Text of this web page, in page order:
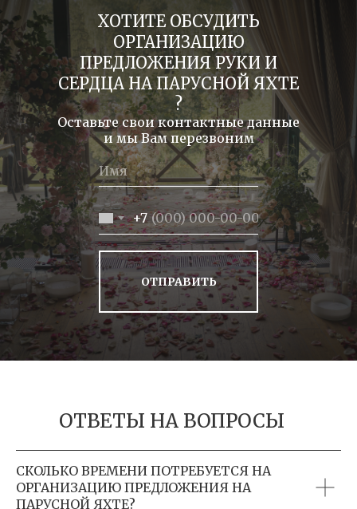
ХОТИТЕ ОБСУДИТЬ
ОРГАНИЗАЦИЮ
ПРЕДЛОЖЕНИЯ РУКИ И
СЕРДЦА НА ПАРУСНОЙ ЯХТЕ
?
Оставьте свои контактные данные
и мы Вам перезвоним
+7
ОТПРАВИТЬ
ОТВЕТЫ НА ВОПРОСЫ
СКОЛЬКО ВРЕМЕНИ ПОТРЕБУЕТСЯ НА
ОРГАНИЗАЦИЮ ПРЕДЛОЖЕНИЯ НА
ПАРУСНОЙ ЯХТЕ?